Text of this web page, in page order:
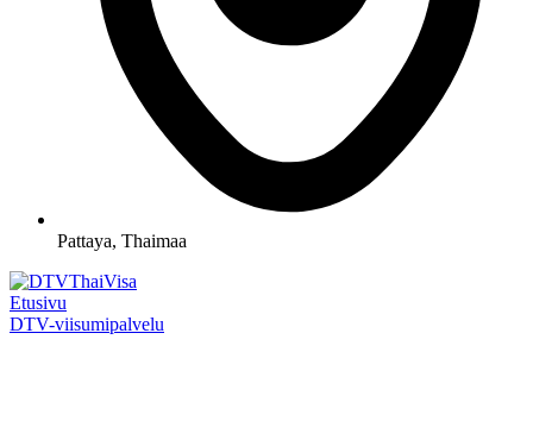
Pattaya, Thaimaa
Etusivu
DTV-viisumipalvelu